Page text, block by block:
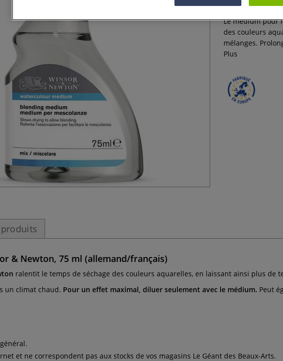
Le médium pour
des couleurs
mélanges.
Plus
& Newton, 75 ml (allemand/français)
ralentit le temps de séchage des couleurs aquarelles, en laissant ainsi plus de
un climat chaud. Pour un effet maximal, diluer seulement avec le médium. Peut
et ne correspondent pas aux stocks de vos magasins Le Géant des Beaux-Arts.